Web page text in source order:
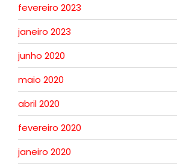
fevereiro 2023
janeiro 2023
junho 2020
maio 2020
abril 2020
fevereiro 2020
janeiro 2020